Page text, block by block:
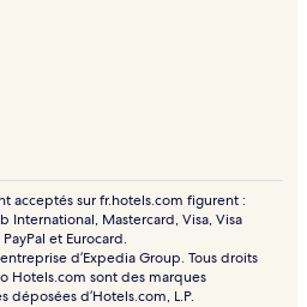
acceptés sur fr.hotels.com figurent :
International, Mastercard, Visa, Visa
et Eurocard.
d’Expedia Group. Tous droits
Hotels.com sont des marques
d’Hotels.com, L.P.